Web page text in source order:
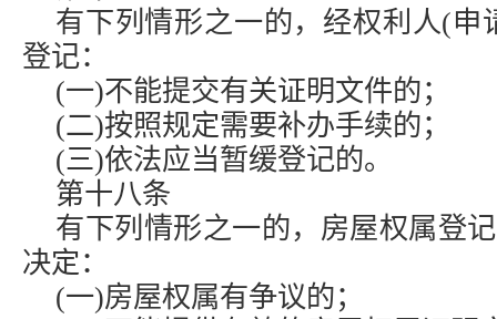
有下列情形之一的，经权利人(申
登记：
(一)不能提交有关证明文件的；
(二)按照规定需要补办手续的；
(三)依法应当暂缓登记的。
第十八条
有下列情形之一的，房屋权属登
决定：
(一)房屋权属有争议的；